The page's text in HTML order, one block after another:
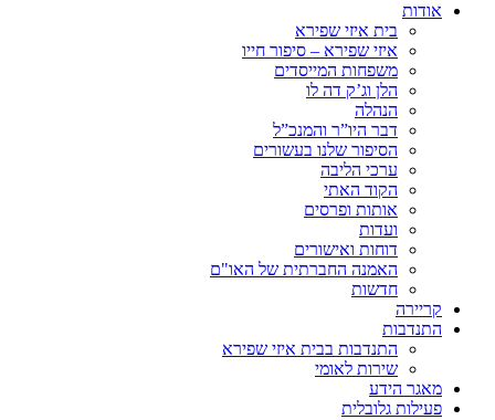
אודות
בית איזי שפירא
איזי שפירא – סיפור חייו
משפחות המייסדים
הלן וג’ק דה לו
הנהלה
דבר היו”ר והמנכ”ל
הסיפור שלנו בעשורים
ערכי הליבה
הקוד האתי
אותות ופרסים
ועדות
דוחות ואישורים
האמנה החברתית של האו"ם
חדשות
קריירה
התנדבות
התנדבות בבית איזי שפירא
שירות לאומי
מאגר הידע
פעילות גלובלית